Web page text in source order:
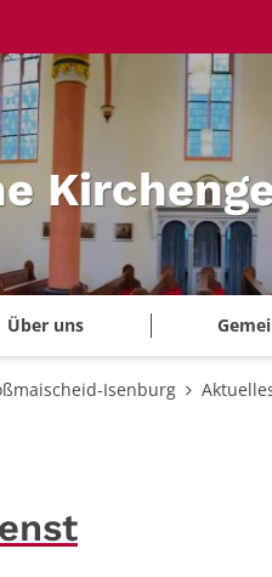
Über uns
Isenburg